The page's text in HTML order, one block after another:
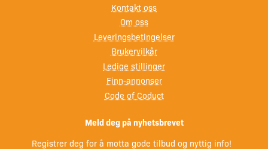
Kontakt oss
Om oss
Leveringsbetingelser
Brukervilkår
Ledige stillinger
Finn-annonser
Code of Coduct
Meld deg på nyhetsbrevet
Registrer deg for å motta gode tilbud og nyttig info!